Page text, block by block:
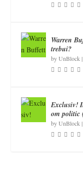
Warren
trebui?
byUnBlock
Exclusiv!
om politic
byUnBlock |